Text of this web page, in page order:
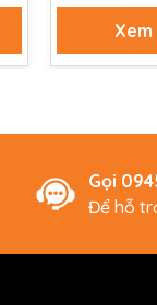
Gọi
Để hỗ